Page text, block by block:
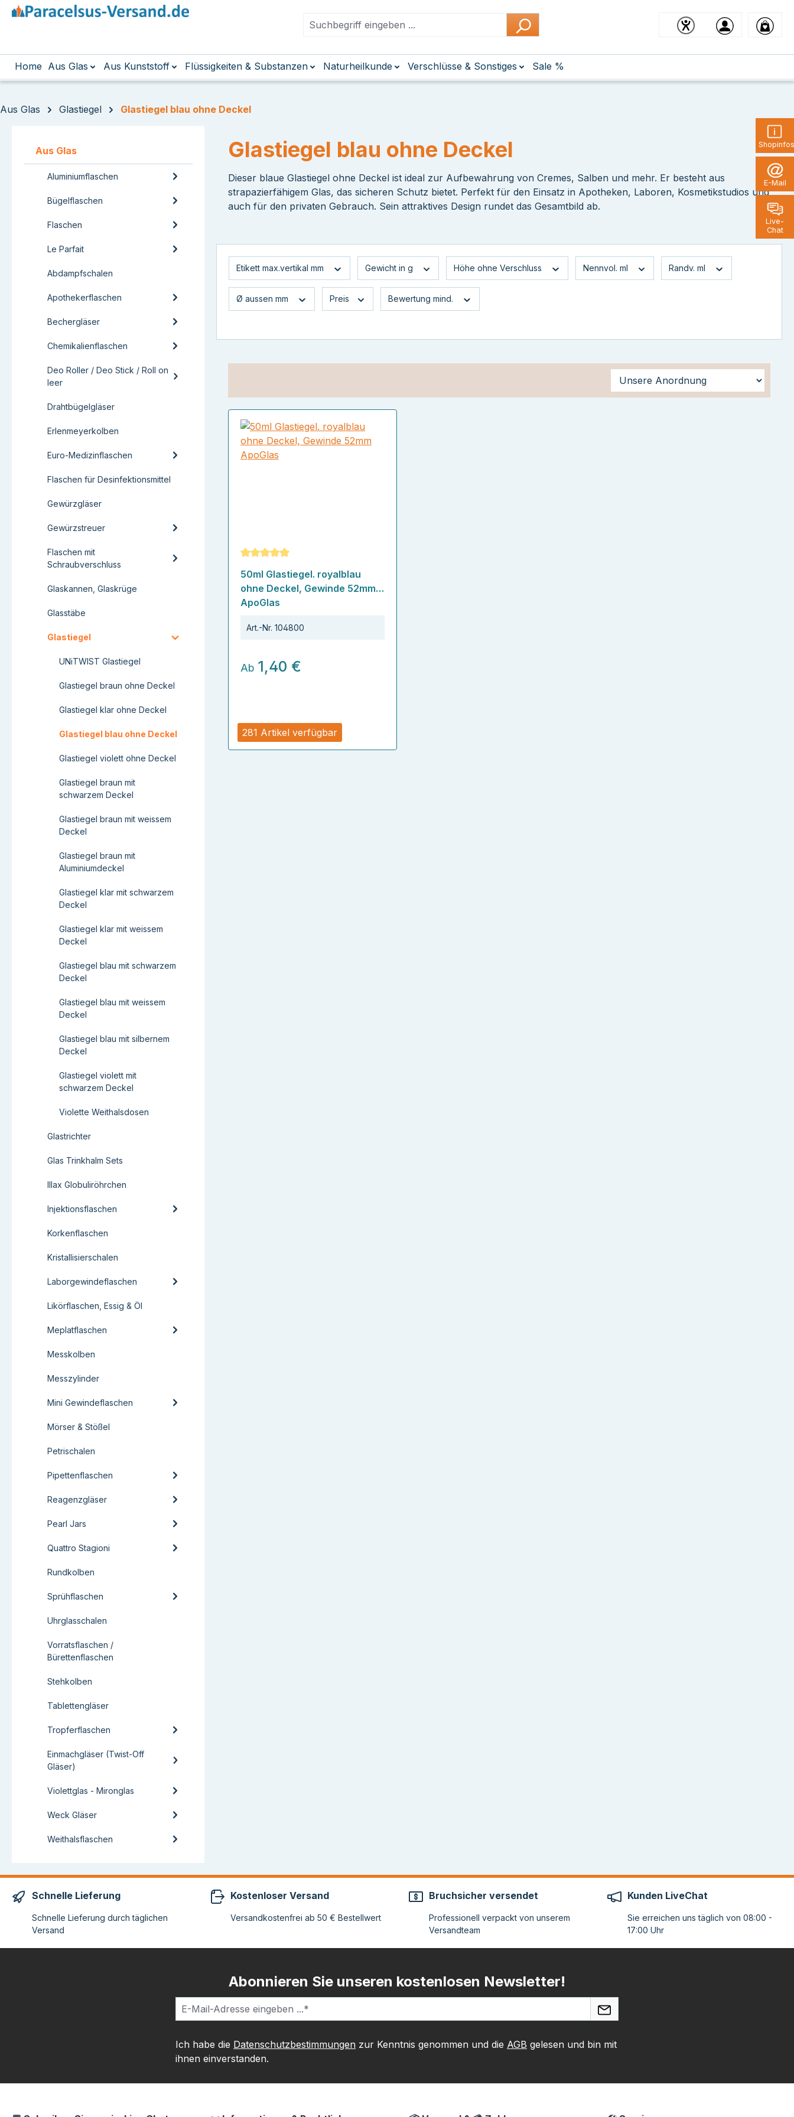
Hauptinhalt springen
Zur Suche springen
Zur Hauptnavigation springen
E-Mail
Live-
Chat
Home Aus Glas Aus Kunststoff Flüssigkeiten & Substanzen Naturheilkunde Verschlüsse & Sonstiges Sale %
Aus Glas Glastiegel Glastiegel blau ohne Deckel
Aus Glas
Aluminiumflaschen
Bügelflaschen
Flaschen
Le Parfait
Abdampfschalen
Apothekerflaschen
Bechergläser
Chemikalienflaschen
Deo Roller / Deo Stick / Roll on
leer
Drahtbügelgläser
Erlenmeyerkolben
Euro-Medizinflaschen
Flaschen für Desinfektionsmittel
Gewürzgläser
Gewürzstreuer
Flaschen mit
Schraubverschluss
Glaskannen, Glaskrüge
Glasstäbe
Glastiegel
UNiTWIST Glastiegel
Glastiegel braun ohne Deckel
Glastiegel klar ohne Deckel
Glastiegel blau ohne Deckel
Glastiegel violett ohne Deckel
Glastiegel braun mit
schwarzem Deckel
Glastiegel braun mit weissem
Deckel
Glastiegel braun mit
Aluminiumdeckel
Glastiegel klar mit schwarzem
Deckel
Glastiegel klar mit weissem
Deckel
Glastiegel blau mit schwarzem
Deckel
Glastiegel blau mit weissem
Deckel
Glastiegel blau mit silbernem
Deckel
Glastiegel violett mit
schwarzem Deckel
Violette Weithalsdosen
Glastrichter
Glas Trinkhalm Sets
Illax Globuliröhrchen
Injektionsflaschen
Korkenflaschen
Kristallisierschalen
Laborgewindeflaschen
Likörflaschen, Essig & Öl
Meplatflaschen
Messkolben
Messzylinder
Mini Gewindeflaschen
Mörser & Stößel
Petrischalen
Pipettenflaschen
Reagenzgläser
Pearl Jars
Quattro Stagioni
Rundkolben
Sprühflaschen
Uhrglasschalen
Vorratsflaschen /
Bürettenflaschen
Stehkolben
Tablettengläser
Tropferflaschen
Einmachgläser (Twist-Off
Gläser)
Violettglas - Mironglas
Weck Gläser
Weithalsflaschen
Glastiegel blau ohne Deckel
Dieser blaue Glastiegel ohne Deckel ist ideal zur Aufbewahrung von Cremes, Salben und mehr. Er besteht aus
strapazierfähigem Glas, das sicheren Schutz bietet. Perfekt für den Einsatz in Apotheken, Laboren, Kosmetikstudios und
auch für den privaten Gebrauch. Sein attraktives Design rundet das Gesamtbild ab.
Etikett max.vertikal mm Gewicht in g Höhe ohne Verschluss Nennvol. ml Randv. ml
Ø aussen mm Preis Bewertung mind.
281 Artikel verfügbar
Durchschnittliche Bewertung von 5 von 5 Sternen
50ml Glastiegel. royalblau
ohne Deckel, Gewinde 52mm
ApoGlas
Art.-Nr. 104800
Ab 1,40 €
Schnelle Lieferung
Schnelle Lieferung durch täglichen
Versand
Kostenloser Versand
Versandkostenfrei ab 50 € Bestellwert
Bruchsicher versendet
Professionell verpackt von unserem
Versandteam
Kunden LiveChat
Sie erreichen uns täglich von 08:00 -
17:00 Uhr
Abonnieren Sie unseren kostenlosen Newsletter!
Ich habe die Datenschutzbestimmungen zur Kenntnis genommen und die AGB gelesen und bin mit
ihnen einverstanden.